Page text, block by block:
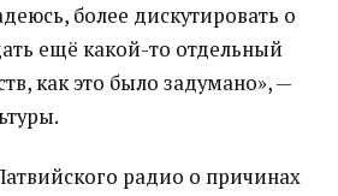
более дискутировать о
ещё какой-то отдельный
как это было задумано», —
радио о причинах